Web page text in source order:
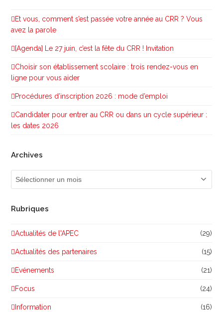
Et vous, comment s’est passée votre année au CRR ? Vous
avez la parole
[Agenda] Le 27 juin, c’est la fête du CRR ! Invitation
Choisir son établissement scolaire : trois rendez-vous en
ligne pour vous aider
Procédures d’inscription 2026 : mode d’emploi
Candidater pour entrer au CRR ou dans un cycle supérieur :
les dates 2026
Archives
Archives
Rubriques
Actualités de l'APEC (29)
Actualités des partenaires (15)
Evénements (21)
Focus (24)
Information (16)